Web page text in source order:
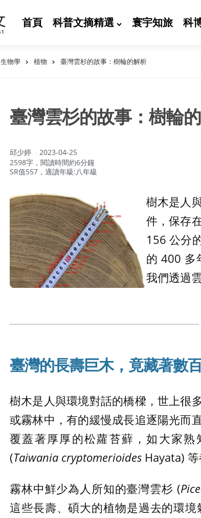
首頁 科普文摘精選 寰宇知旅 科
生物學 植物 臺灣雲杉的故事：樹輪的解析
臺灣雲杉的故事：樹輪
作
者：
邱少婷
2023-04-25
2598字，閱讀時間約6分鐘
SR值557，適讀年級:八年級
樹木是人
件，保存
156 公分
的 400 多
我們透過
臺灣的長壽巨木，竟藏著數
樹木是人與環境對話的橋樑，世上很
或霧林中，有的緩慢成長追逐陽光而
覆蓋著厚厚的松蘿苔蘚，如大家
(Taiwania cryptomerioides Hayata)
霧林中鮮少為人所知的臺灣雲杉 (
這些長壽、碩大的植物是過去的環